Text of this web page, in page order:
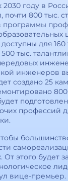
2030 году в
почти 800 тыс.
программы
для 160
тыс.
инженеров
создано 25
профессий
От этого будет
вице-премьер.